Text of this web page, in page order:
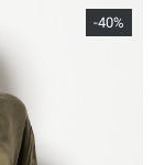
-40%